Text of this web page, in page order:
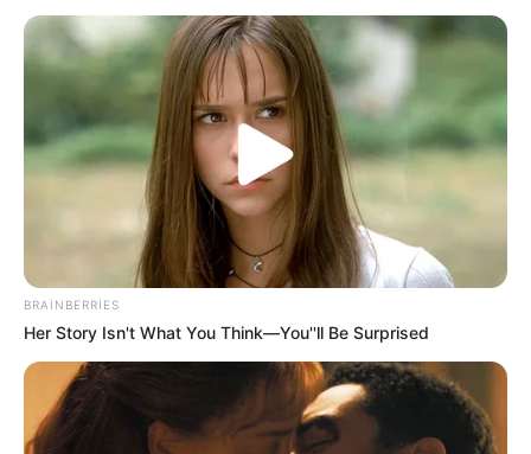
09:15 / 06 Avqust 2026 CƏMİYYƏT
Yağış yağacaq, güclü külək əsəcək -
HAVA PROQNOZU
70
BRAINBERRIES
Her Story Isn't What You Think—You''ll Be Surprised